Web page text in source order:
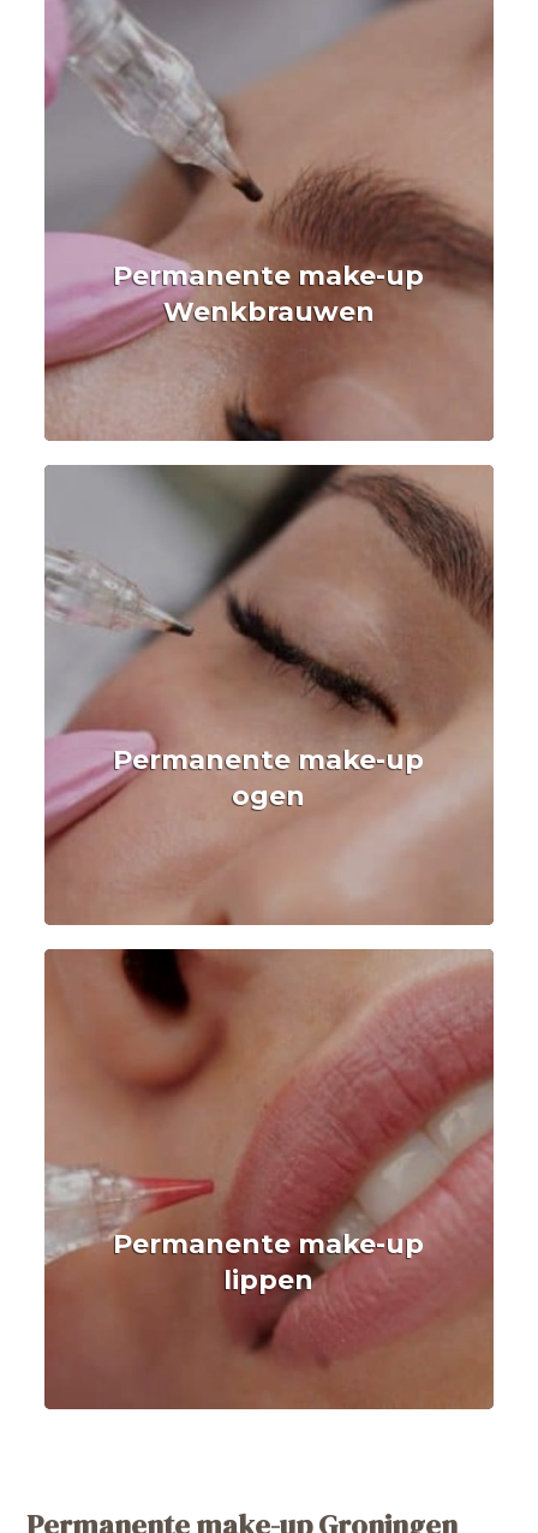
Permanente make-up
Wenkbrauwen
Permanente make-up
ogen
Permanente make-up
lippen
Permanente make-up Groningen